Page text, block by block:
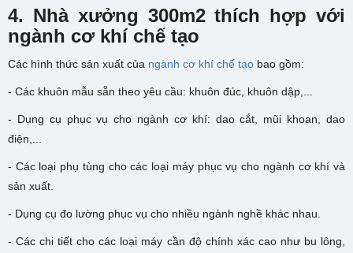
4. Nhà xưởng 300m2 thích hợp với
ngành cơ khí chế tạo
Các hình thức sản xuất của ngành cơ khí chế tạo bao gồm:
- Các khuôn mẫu sẵn theo yêu cầu: khuôn đúc, khuôn dập,...
- Dụng cụ phục vụ cho ngành cơ khí: dao cắt, mũi khoan, dao
điện,...
- Các loại phụ tùng cho các loại máy phục vụ cho ngành cơ khí và
sản xuất.
- Dụng cụ đo lường phục vụ cho nhiều ngành nghề khác nhau.
- Các chi tiết cho các loại máy cần độ chính xác cao như bu lông,